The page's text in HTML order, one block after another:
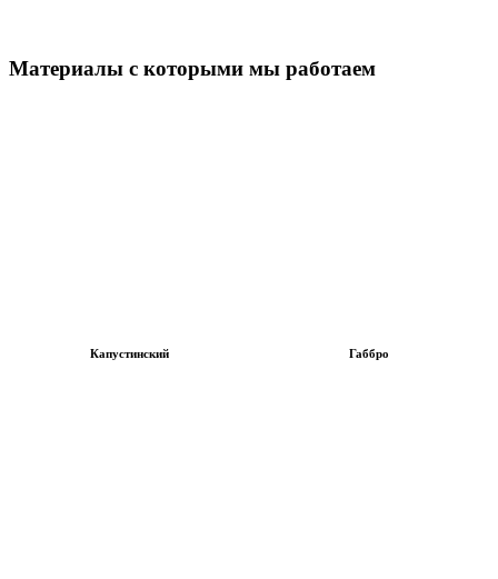
Материалы с которыми мы работаем
Капустинский Габбро